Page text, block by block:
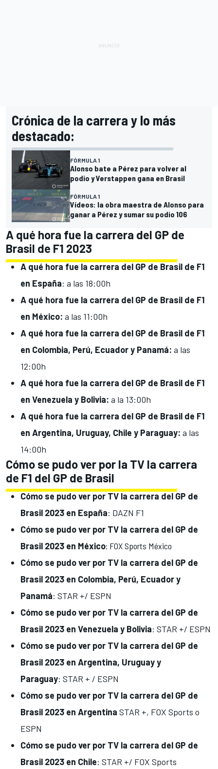
Crónica de la carrera y lo más
destacado:
FÓRMULA 1
Alonso bate a Pérez para volver al
podio y Verstappen gana en Brasil
FÓRMULA 1
Vídeos: la obra maestra de Alonso para
ganar a Pérez y sumar su podio 106
A qué hora fue la carrera del GP de
Brasil de F1 2023
A qué hora fue la carrera del GP de Brasil de F1
en España: a las 18:00h
A qué hora fue la carrera del GP de Brasil de F1
en México: a las 11:00h
A qué hora fue la carrera del GP de Brasil de F1
en Colombia, Perú, Ecuador y Panamá: a las
12:00h
A qué hora fue la carrera del GP de Brasil de F1
en Venezuela y Bolivia: a la 13:00h
A qué hora fue la carrera del GP de Brasil de F1
en Argentina, Uruguay, Chile y Paraguay: a las
14:00h
Cómo se pudo ver por la TV la carrera
de F1 del GP de Brasil
Cómo se pudo ver por TV la carrera del GP de
Brasil 2023 en España: DAZN F1
Cómo se pudover por TV la carrera del GP de
Brasil 2023 en México: FOX Sports México
Cómo se pudo ver por TV la carrera del GP de
Brasil 2023 en Colombia, Perú, Ecuador y
Panamá: STAR +/ ESPN
Cómo se pudo ver por TV la carrera del GP de
Brasil 2023 en Venezuela y Bolivia: STAR +/ ESPN
Cómo se pudo ver por TV la carrera del GP de
Brasil 2023 en Argentina, Uruguay y
Paraguay: STAR + / ESPN
Cómo se pudo ver por TV la carrera del GP de
Brasil 2023 en Argentina STAR +, FOX Sports o
ESPN
Cómo se pudo ver por TV la carrera del GP de
Brasil 2023 en Chile: STAR +/ FOX Sports